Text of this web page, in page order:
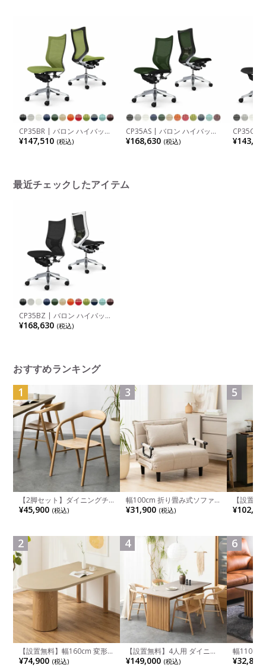
CP35BR | バロン ハイバック
座クッション 肘なし ポリッ
シュフレーム ブラックボディ
¥147,510 (税込)
CP35AS | バロン ハイバック
座メッシュ 肘なし ポリッシ
ュフレーム ブラックボディ
¥168,630 (税込)
CP35CZ
座メッシ
フレーム
最近チェックしたアイテム
CP35BZ | バロン ハイバック
座クッション 肘なし ポリッ
シュフレーム ホワイトボディ
¥168,630 (税込)
おすすめランキング
1
【2脚セット】ダイニングチ
ェア 木製 LUGA 肘付き チェ
ア 天然木 リビング椅子 板座
ュラル ブラウン 完成品
¥45,900 (税込)
2
【設置無料】幅160cm 変形
半円 ダイニングテーブル モ
ルタル風 LENAS コンクリー
¥74,900 (税込)
3
幅100cm 折り畳み式ソファ
ベッド コンパクト リクライ
ニング カウチスタイル 省ス
¥31,900 (税込)
4
【設置無料】4人用 ダイニン
グテーブルセット 5点 LUGA
セラミックテーブル おしゃれ
¥149,000 (税込)
5
【設置
チンカウ
板 引き出
れ ウッデ
ル グレー
6
幅110cm
木目調 リ
付き 長方
¥32,800